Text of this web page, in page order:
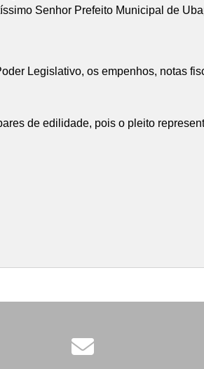
Senhor Prefeito Municipal de
Legislativo, os empenhos, notas
de edilidade, pois o pleito